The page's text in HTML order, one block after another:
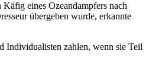
eines Ozeandampfers nach
übergeben wurde, erkannte
Individualisten zahlen, wenn sie Teil